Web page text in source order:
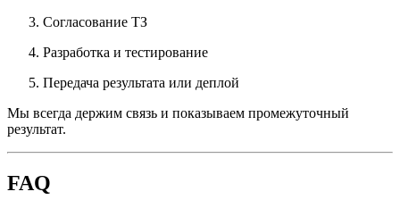
Согласование ТЗ
Разработка и тестирование
Передача результата или деплой
Мы всегда держим связь и показываем промежуточный
результат.
FAQ